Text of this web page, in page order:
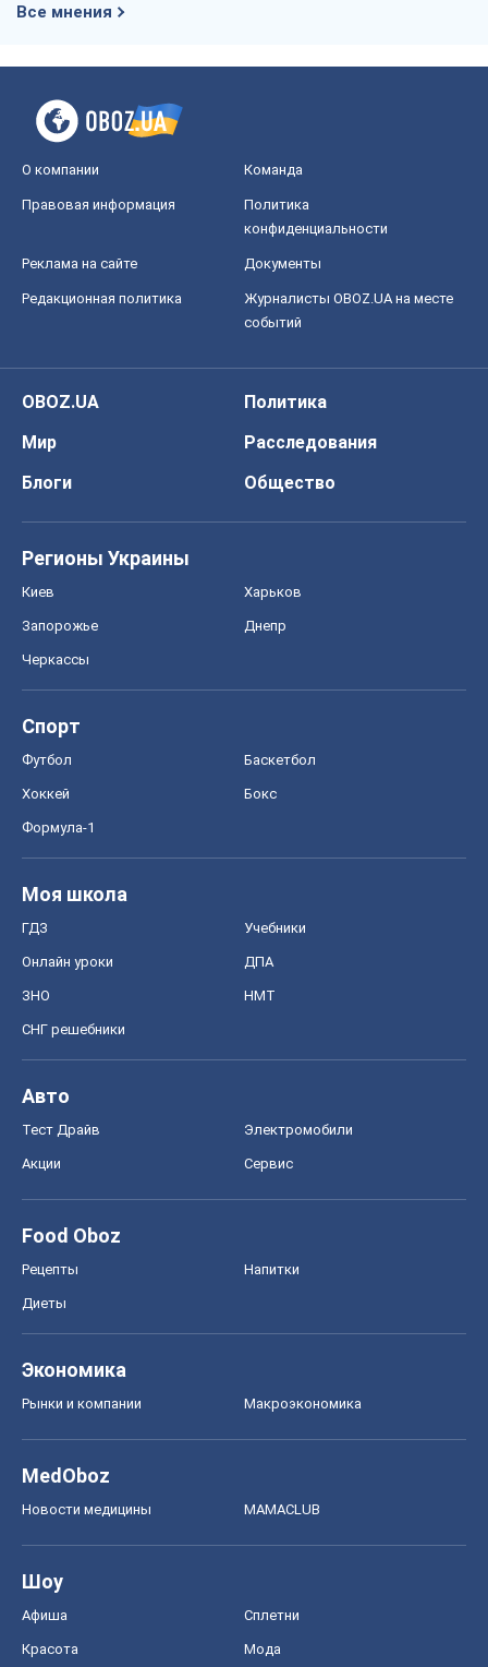
Все мнения
О компании Команда
Правовая информация
Политика
конфиденциальности
Реклама на сайте Документы
Редакционная политика
Журналисты OBOZ.UA на месте
событий
OBOZ.UA
Политика
Мир
Расследования
Блоги
Общество
Регионы Украины
Киев Харьков
Запорожье Днепр
Черкассы
Спорт
Футбол Баскетбол
Хоккей Бокс
Формула-1
Моя школа
ГДЗ Учебники
Онлайн уроки ДПА
ЗНО НМТ
СНГ решебники
Авто
Тест Драйв Электромобили
Акции Сервис
Food Oboz
Рецепты Напитки
Диеты
Экономика
Рынки и компании Mакроэкономика
MedOboz
Новости медицины MAMACLUB
Шоу
Афиша Сплетни
Красота Мода